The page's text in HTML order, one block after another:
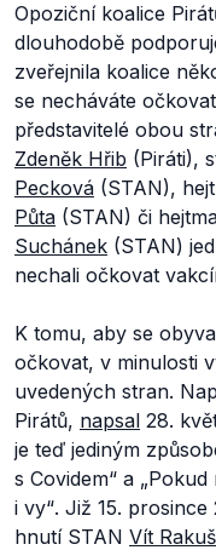
Opoziční koalice
dlouhodobě
zveřejnila koalice
se necháváte
představitelé obou
Zdeněk Hřib (Piráti),
Pecková (STAN),
Půta (STAN) či
Suchánek (STAN)
nechali očkovat
K tomu, aby se
očkovat, v minulosti
uvedených stran.
Pirátů, napsal 28.
je teď jediným
s Covidem“ a „Pokud
i vy“. Již 15. prosince
hnutí STAN Vít